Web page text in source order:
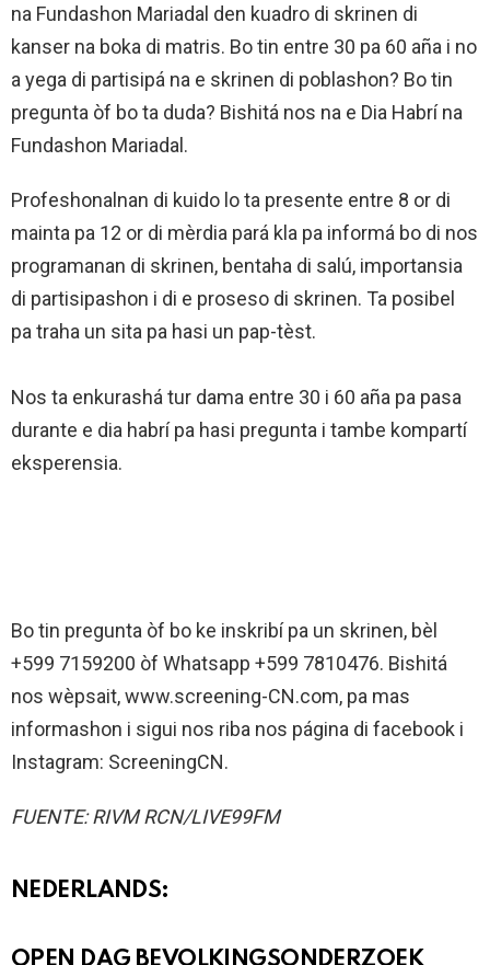
na Fundashon Mariadal den kuadro di skrinen di
kanser na boka di matris. Bo tin entre 30 pa 60 aña i no
a yega di partisipá na e skrinen di poblashon? Bo tin
pregunta òf bo ta duda? Bishitá nos na e Dia Habrí na
Fundashon Mariadal.
Profeshonalnan di kuido lo ta presente entre 8 or di
mainta pa 12 or di mèrdia pará kla pa informá bo di nos
programanan di skrinen, bentaha di salú, importansia
di partisipashon i di e proseso di skrinen. Ta posibel
pa traha un sita pa hasi un pap-tèst.
Nos ta enkurashá tur dama entre 30 i 60 aña pa pasa
durante e dia habrí pa hasi pregunta i tambe kompartí
eksperensia.
Bo tin pregunta òf bo ke inskribí pa un skrinen, bèl
+599 7159200 òf Whatsapp +599 7810476. Bishitá
nos wèpsait, www.screening-CN.com, pa mas
informashon i sigui nos riba nos página di facebook i
Instagram: ScreeningCN.
FUENTE: RIVM RCN/LIVE99FM
NEDERLANDS: